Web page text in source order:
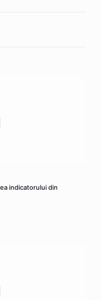
indicatorului din